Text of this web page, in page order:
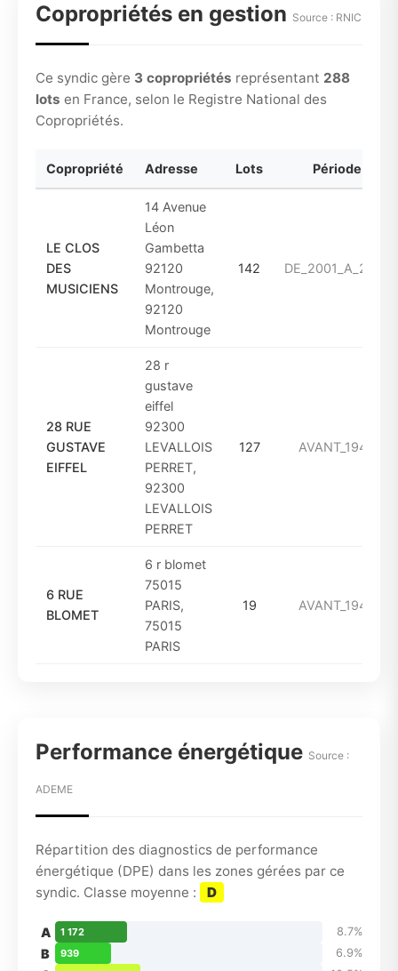
Copropriétés en gestion Source : RNIC
Ce syndic gère 3 copropriétés représentant 288
lots en France, selon le Registre National des
Copropriétés.
Copropriété Adresse Lots Période
LE CLOS
DES
MUSICIENS
14 Avenue
Léon
Gambetta
92120
Montrouge,
92120
Montrouge
142 DE_2001_A_2010
28 RUE
GUSTAVE
EIFFEL
28 r
gustave
eiffel
92300
LEVALLOIS
PERRET,
92300
LEVALLOIS
PERRET
127 AVANT_1949
6 RUE
BLOMET
6 r blomet
75015
PARIS,
75015
PARIS
19 AVANT_1949
Performance énergétique Source :
ADEME
Répartition des diagnostics de performance
énergétique (DPE) dans les zones gérées par ce
syndic. Classe moyenne :
D
A 1 172 8.7%
B 939 6.9%